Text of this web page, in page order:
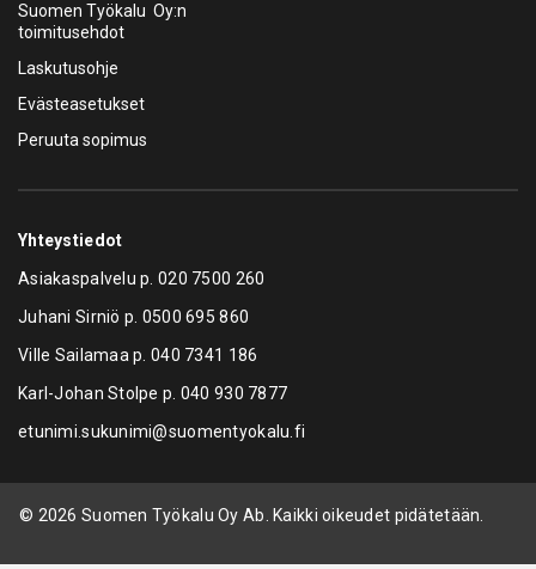
Suomen Työkalu Oy:n
toimitusehdot
Laskutusohje
Evästeasetukset
Peruuta sopimus
Yhteystiedot
Asiakaspalvelu p.020 7500 260
Juhani Sirniö p. 0500 695 860
Ville Sailamaa p.040 7341 186
Karl-Johan Stolpe p. 040 930 7877
etunimi.sukunimi@suomentyokalu.fi
© 2026 Suomen Työkalu Oy Ab. Kaikki oikeudet pidätetään.